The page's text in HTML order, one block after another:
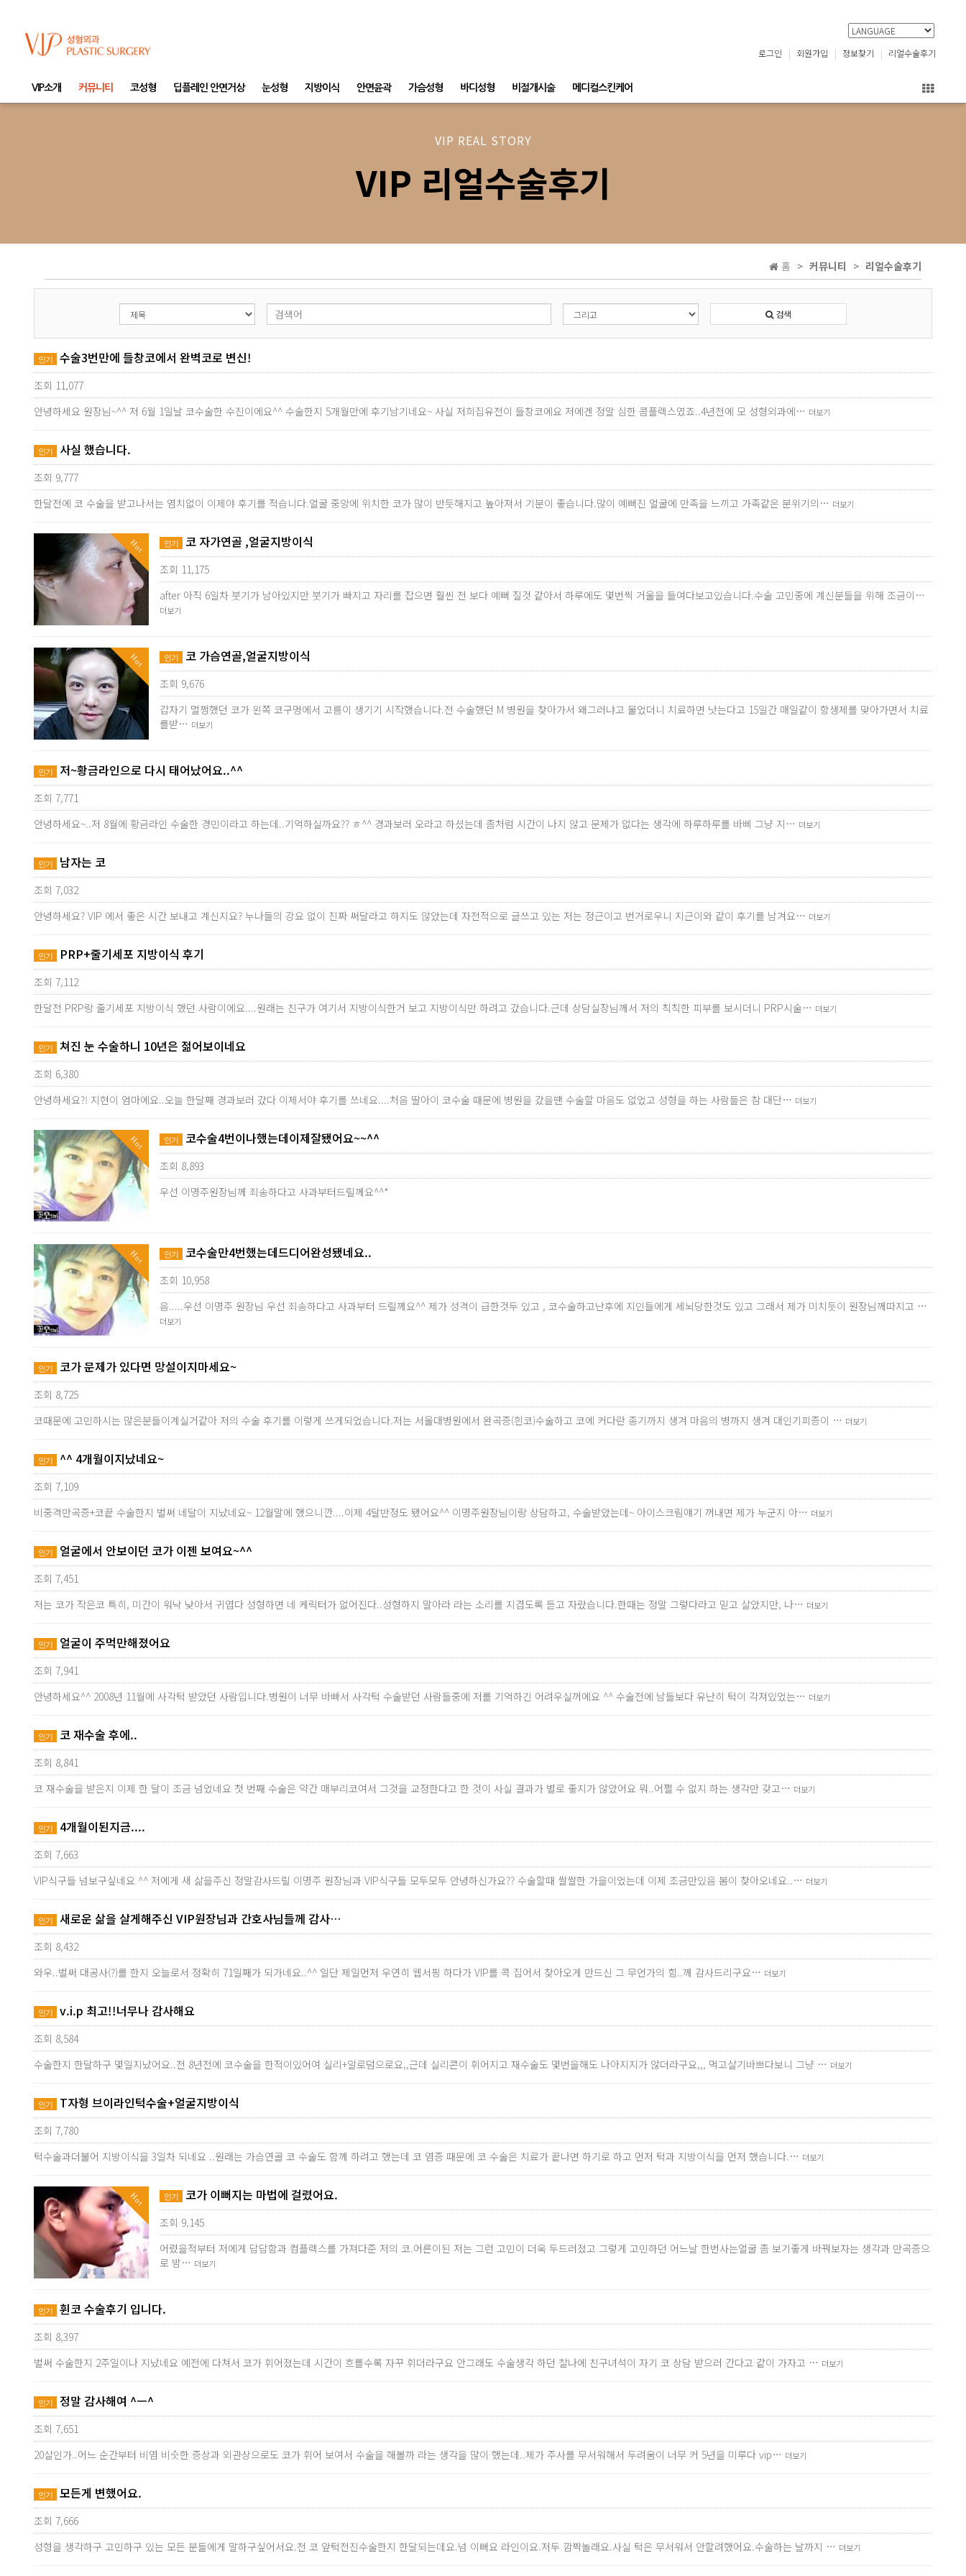
로그인 회원가입 정보찾기 리얼수술후기
VIP소개 커뮤니티 코성형 딥플레인 안면거상 눈성형 지방이식 안면윤곽 가슴성형 바디성형 비절개시술 메디컬스킨케어
VIP REAL STORY
VIP 리얼수술후기
홈 커뮤니티 리얼수술후기
검색
인기 수술3번만에 들창코에서 완벽코로 변신!
조회 11,077
안녕하세요 원장님~^^ 저 6월 1일날 코수술한 수진이에요^^ 수술한지 5개월만에 후기남기네요~ 사실 저희집유전이 들창코에요 저에겐 정말 심한 콤플렉스였죠..4년전에 모 성형외과에… 더보기
인기 사실 했습니다.
조회 9,777
한달전에 코 수술을 받고나서는 염치없이 이제야 후기를 적습니다.얼굴 중앙에 위치한 코가 많이 반듯해지고 높아져서 기분이 좋습니다.많이 예뻐진 얼굴에 만족을 느끼고 가족같은 분위기의… 더보기
Hot 인기 코 자가연골 ,얼굴지방이식
조회 11,175
after 아직 6일차 붓기가 남아있지만 붓기가 빠지고 자리를 잡으면 훨씬 전 보다 예뻐 질것 같아서 하루에도 몇번씩 거울을 들여다보고있습니다.수술 고민중에 계신분들을 위해 조금이…
더보기
Hot 인기 코 가슴연골,얼굴지방이식
조회 9,676
갑자기 멀쩡했던 코가 왼쪽 코구멍에서 고름이 생기기 시작했습니다.전 수술했던 M 병원을 찾아가서 왜그러냐고 물었더니 치료하면 낫는다고 15일간 매일같이 항생제를 맞아가면서 치료
를받… 더보기
인기 저~황금라인으로 다시 태어났어요..^^
조회 7,771
안녕하세요~..저 8월에 황금라인 수술한 경민이라고 하는데..기억하실까요?? ㅎ^^ 경과보러 오라고 하셨는데 좀처럼 시간이 나지 않고 문제가 없다는 생각에 하루하루를 바삐 그냥 지… 더보기
인기 남자는 코
조회 7,032
안녕하세요? VIP 에서 좋은 시간 보내고 계신지요? 누나들의 강요 없이 진짜 써달라고 하지도 않았는데 자전적으로 글쓰고 있는 저는 정근이고 번거로우니 지근이와 같이 후기를 남겨요… 더보기
인기 PRP+줄기세포 지방이식 후기
조회 7,112
한달전 PRP랑 줄기세포 지방이식 했던 사람이에요....원래는 친구가 여기서 지방이식한거 보고 지방이식만 하려고 갔습니다.근데 상담실장님께서 저의 칙칙한 피부를 보시더니 PRP시술… 더보기
인기 쳐진 눈 수술하니 10년은 젊어보이네요
조회 6,380
안녕하세요?! 지현이 엄마에요..오늘 한달째 경과보러 갔다 이제서야 후기를 쓰네요....처음 딸아이 코수술 때문에 병원을 갔을땐 수술할 마음도 없었고 성형을 하는 사람들은 참 대단… 더보기
Hot 인기 코수술4번이나했는데이제잘됐어요~~^^
조회 8,893
우선 이명주원장님께 죄송하다고 사과부터드릴께요^^*
Hot 인기 코수술만4번했는데드디어완성됐네요..
조회 10,958
음.....우선 이명주 원장님 우선 죄송하다고 사과부터 드릴께요^^ 제가 성격이 급한것두 있고 , 코수술하고난후에 지인들에게 세뇌당한것도 있고 그래서 제가 미치듯이 원장님께따지고 …
더보기
인기 코가 문제가 있다면 망설이지마세요~
조회 8,725
코때문에 고민하시는 많은분들이계실거같아 저의 수술 후기를 이렇게 쓰게되었습니다.저는 서울대병원에서 완곡증(흰코)수술하고 코에 커다란 종기까지 생겨 마음의 병까지 생겨 대인기피증이 … 더보기
인기 ^^ 4개월이지났네요~
조회 7,109
비중격만곡증+코끝 수술한지 벌써 네달이 지났네요~ 12월말에 했으니깐....이제 4달반정도 됐어요^^ 이명주원장님이랑 상담하고, 수술받았는데~ 아이스크림얘기 꺼내면 제가 누군지 아… 더보기
인기 얼굴에서 안보이던 코가 이젠 보여요~^^
조회 7,451
저는 코가 작은코 특히, 미간이 워낙 낮아서 귀엽다 성형하면 네 케릭터가 없어진다..성형하지 말아라 라는 소리를 지겹도록 듣고 자랐습니다.한때는 정말 그렇다라고 믿고 살았지만, 나… 더보기
인기 얼굴이 주먹만해졌어요
조회 7,941
안녕하세요^^ 2008년 11월에 사각턱 받았던 사람입니다.병원이 너무 바빠서 사각턱 수술받던 사람들중에 저를 기억하긴 어려우실꺼에요 ^^ 수술전에 남들보다 유난히 턱이 각져있었는… 더보기
인기 코 재수술 후에..
조회 8,841
코 재수술을 받은지 이제 한 달이 조금 넘었네요 첫 번째 수술은 약간 매부리코여서 그것을 교정한다고 한 것이 사실 결과가 별로 좋지가 않았어요 뭐..어쩔 수 없지 하는 생각만 갖고… 더보기
인기 4개월이된지금....
조회 7,663
VIP식구들 넘보구싶네요 ^^ 저에게 새 삶을주신 정말감사드릴 이명주 원장님과 VIP식구들 모두모두 안녕하신가요?? 수술할때 쌀쌀한 가을이었는데 이제 조금만있음 봄이 찾아오네요..… 더보기
인기 새로운 삶을 살게해주신 VIP원장님과 간호사님들께 감사…
조회 8,432
와우..벌써 대공사(?)를 한지 오늘로서 정확히 71일째가 되가네요..^^ 일단 제일먼저 우연히 웹서핑 하다가 VIP를 콕 집어서 찾아오게 만드신 그 무언가의 힘..께 감사드리구요… 더보기
인기 v.i.p 최고!!너무나 감사해요
조회 8,584
수술한지 한달하구 몇일지났어요..전 8년전에 코수술을 한적이있어여 실리+알로덤으로요,,근데 실리콘이 휘어지고 재수술도 몇번을해도 나아지지가 않더라구요,,, 먹고살기바쁘다보니 그냥 … 더보기
인기 T자형 브이라인턱수술+얼굴지방이식
조회 7,780
턱수술과더불어 지방이식을 3일차 되네요 ..원래는 가슴연골 코 수술도 함께 하려고 했는데 코 염증 때문에 코 수술은 치료가 끝나면 하기로 하고 먼저 턱과 지방이식을 먼저 했습니다.… 더보기
Hot 인기 코가 이뻐지는 마법에 걸렸어요.
조회 9,145
어렸을적부터 저에게 답답함과 컴플렉스를 가져다준 저의 코.어른이된 저는 그런 고민이 더욱 두드러졌고 그렇게 고민하던 어느날 한번사는얼굴 좀 보기좋게 바꿔보자는 생각과 만곡증으
로 밤… 더보기
인기 휜코 수술후기 입니다.
조회 8,397
벌써 수술한지 2주일이나 지났네요 예전에 다쳐서 코가 휘어졌는데 시간이 흐를수록 자꾸 휘더라구요 안그래도 수술생각 하던 찰나에 친구녀석이 자기 코 상담 받으러 간다고 같이 가자고 … 더보기
인기 정말 감사해여 ^ㅡ^
조회 7,651
20살인가..어느 순간부터 비염 비슷한 증상과 외관상으로도 코가 휘어 보여서 수술을 해볼까 라는 생각을 많이 했는데..제가 주사를 무서워해서 두려움이 너무 커 5년을 미루다 vip… 더보기
인기 모든게 변했어요.
조회 7,666
성형을 생각하구 고민하구 있는 모든 분들에게 말하구싶어서요.전 코 앞턱전진수술한지 한달되는데요.넘 이뻐요 라인이요.저두 깜짝놀래요.사실 턱은 무서워서 안할려했어요.수술하는 날까지 … 더보기